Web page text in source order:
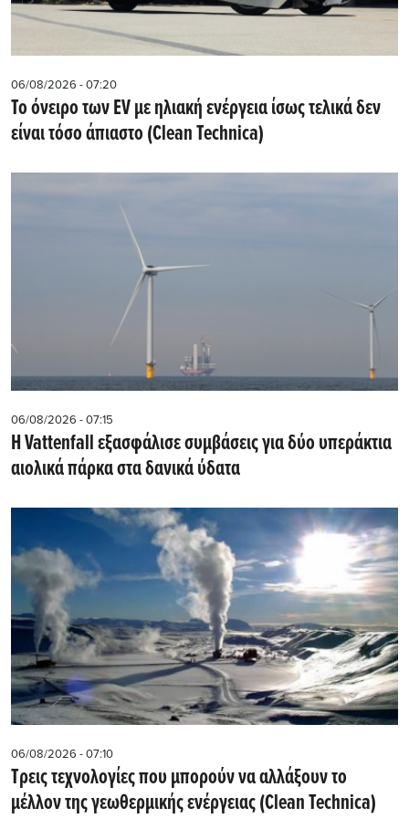
06/08/2026 - 07:20
Το όνειρο των EV με ηλιακή ενέργεια ίσως τελικά δεν
είναι τόσο άπιαστο (Clean Technica)
06/08/2026 - 07:15
Η Vattenfall εξασφάλισε συμβάσεις για δύο υπεράκτια
αιολικά πάρκα στα δανικά ύδατα
06/08/2026 - 07:10
Τρεις τεχνολογίες που μπορούν να αλλάξουν το
μέλλον της γεωθερμικής ενέργειας (Clean Technica)